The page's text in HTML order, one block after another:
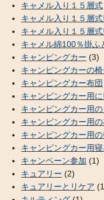
キャメル入り１５層式
キャメル入り１５層
キャメル入り１５層
キャメル綿100％掛ふ
キャンピングカー (3)
キャンピングカーの
キャンピングカー布団
キャンピングカー用に
キャンピングカー用
キャンピングカー用
キャンピングカー用の
キャンピングカー用
キャンペーン参加 (1)
キュアリー (2)
キュアリーとリケア